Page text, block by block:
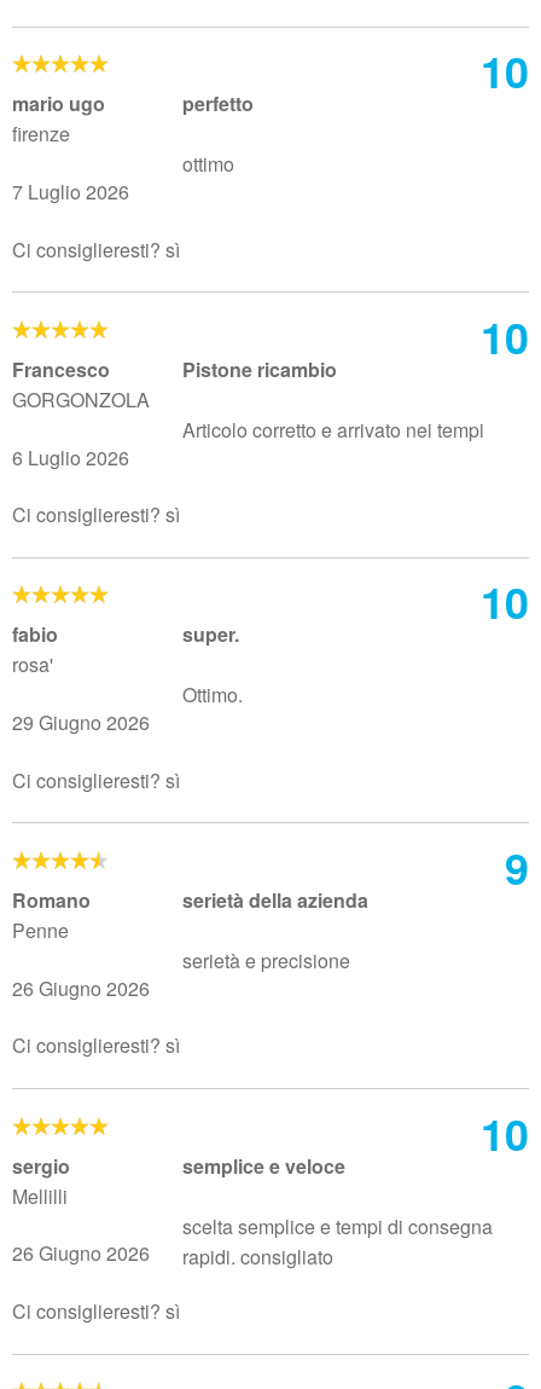
10
mario ugo
firenze
7 Luglio 2026
Ci consiglieresti? sì
perfetto
ottimo
10
Francesco
GORGONZOLA
6 Luglio 2026
Ci consiglieresti? sì
Pistone ricambio
Articolo corretto e arrivato nei tempi
10
fabio
rosa'
29 Giugno 2026
Ci consiglieresti? sì
super.
Ottimo.
9
Romano
Penne
26 Giugno 2026
Ci consiglieresti? sì
serietà della azienda
serietà e precisione
10
sergio
Mellilli
26 Giugno 2026
Ci consiglieresti? sì
semplice e veloce
scelta semplice e tempi di consegna
rapidi. consigliato